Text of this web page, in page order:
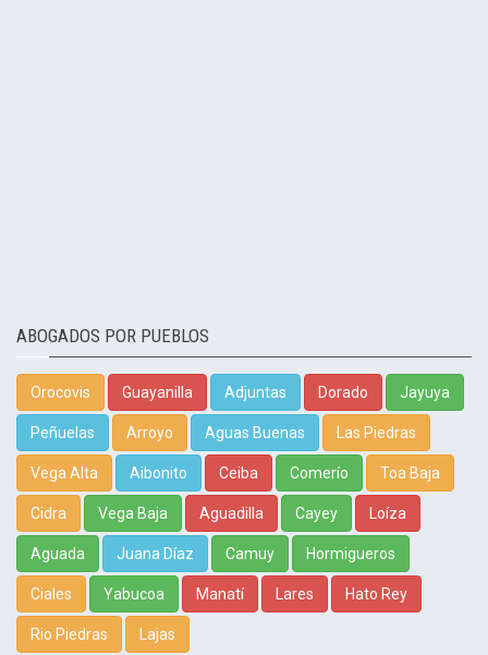
ABOGADOS POR PUEBLOS
Orocovis Guayanilla Adjuntas Dorado Jayuya
Peñuelas Arroyo Aguas Buenas Las Piedras
Vega Alta Aibonito Ceiba Comerío Toa Baja
Cidra Vega Baja Aguadilla Cayey Loíza
Aguada Juana Díaz Camuy Hormigueros
Ciales Yabucoa Manatí Lares Hato Rey
Rio Piedras Lajas